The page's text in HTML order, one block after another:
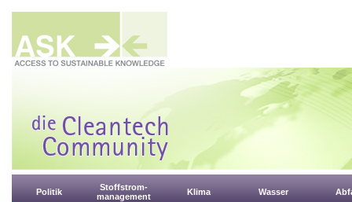
Politik
Stoffstrom-
management
Klima Wasser